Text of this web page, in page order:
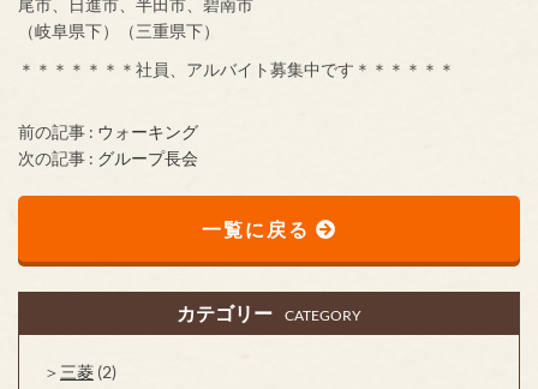
尾市、日進市、半田市、碧南市
（岐阜県下）（三重県下）
＊＊＊＊＊＊＊社員、アルバイト募集中です＊＊＊＊＊＊
前の記事 : ウォーキング
次の記事 : グループ長会
一覧に戻る
カテゴリー CATEGORY
三菱 (2)